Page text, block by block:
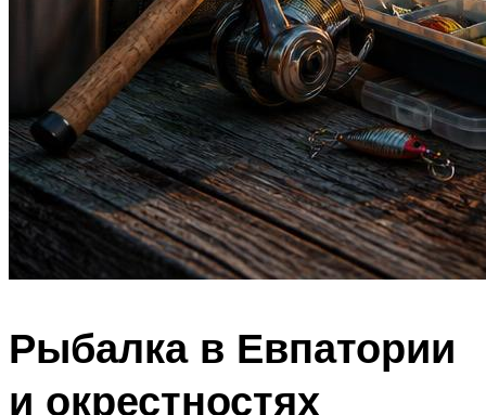
Рыбалка в Евпатории
и окрестностях